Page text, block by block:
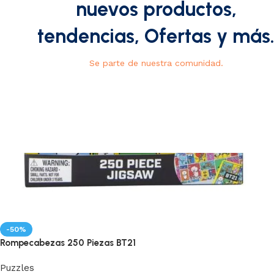
nuevos productos,
tendencias, Ofertas y más.
Se parte de nuestra comunidad.
-50%
Rompecabezas 250 Piezas BT21
Puzzles